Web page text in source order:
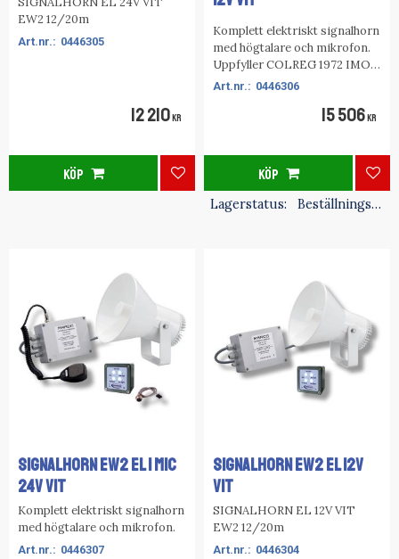
EW2 12/20m
0446305
12 210 KR
Lägg till i favoriter
KÖP
Komplett elektriskt signalhorn
med högtalare och mikrofon.
Uppfyller COLREG 1972 IMO
klass IV internationella
0446306
15 506 KR
Lagerstatus Beställningsvara
KÖP
SIGNALHORN EW2 EL 1 MIC
24V VIT
Komplett elektriskt signalhorn
med högtalare och mikrofon.
0446307
SIGNALHORN EW2 EL 12V
VIT
SIGNALHORN EL 12V VIT
EW2 12/20m
0446304